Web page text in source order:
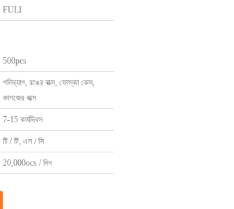
FULI
500pcs
পলিব্যাগ, রঙের বাক্স, ফোস্কা কেস,
কাগজের বাক্স
7-15 কার্যদিবস
টি / টি, এল / সি
20,000ocs / দিন